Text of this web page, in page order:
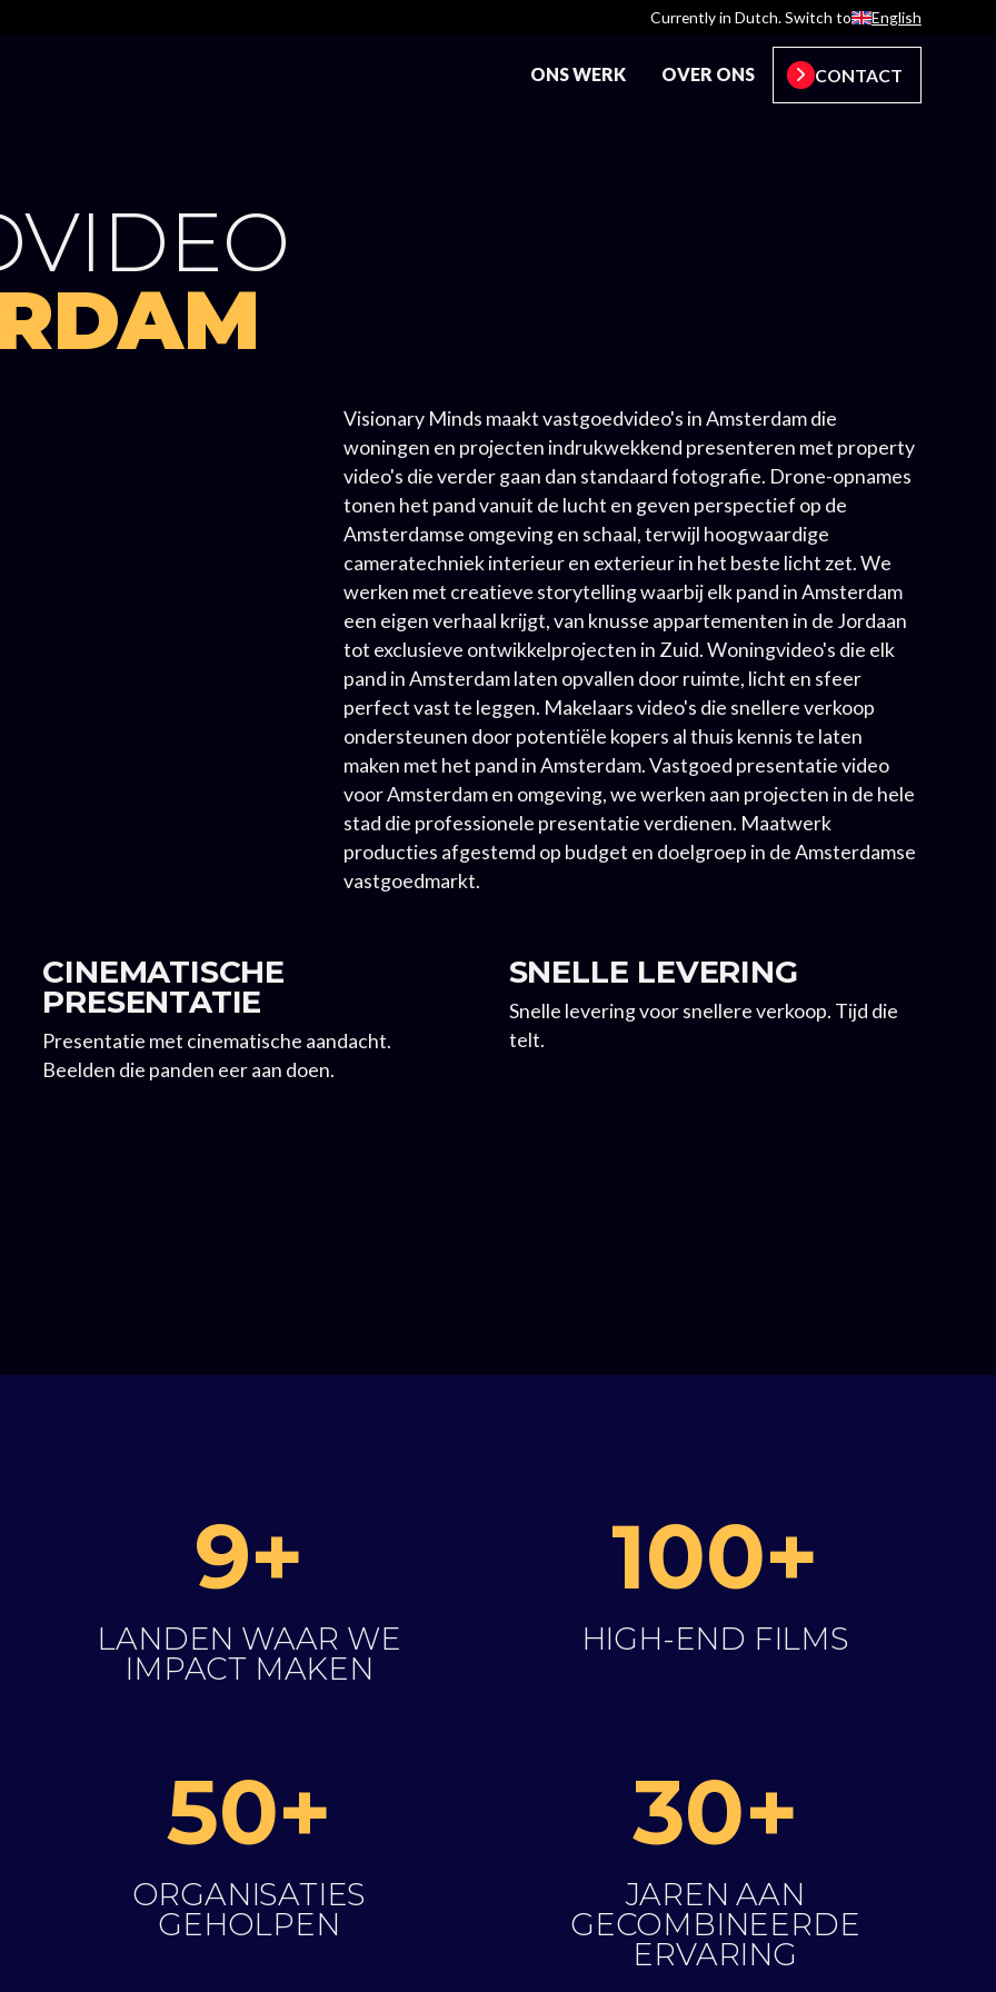
Currently in Dutch. Switch to English
ONS WERK OVER ONS CONTACT
Visionary Minds maakt vastgoedvideo's in Amsterdam die
woningen en projecten indrukwekkend presenteren met property
video's die verder gaan dan standaard fotografie. Drone-opnames
tonen het pand vanuit de lucht en geven perspectief op de
Amsterdamse omgeving en schaal, terwijl hoogwaardige
cameratechniek interieur en exterieur in het beste licht zet. We
werken met creatieve storytelling waarbij elk pand in Amsterdam
een eigen verhaal krijgt, van knusse appartementen in de Jordaan
tot exclusieve ontwikkelprojecten in Zuid. Woningvideo's die elk
pand in Amsterdam laten opvallen door ruimte, licht en sfeer
perfect vast te leggen. Makelaars video's die snellere verkoop
ondersteunen door potentiële kopers al thuis kennis te laten
maken met het pand in Amsterdam. Vastgoed presentatie video
voor Amsterdam en omgeving, we werken aan projecten in de hele
stad die professionele presentatie verdienen. Maatwerk
producties afgestemd op budget en doelgroep in de Amsterdamse
vastgoedmarkt.
CINEMATISCHE
PRESENTATIE
Presentatie met cinematische aandacht.
Beelden die panden eer aan doen.
SNELLE LEVERING
Snelle levering voor snellere verkoop. Tijd die
telt.
9+
LANDEN WAAR WE
IMPACT MAKEN
100+
HIGH-END FILMS
50+
ORGANISATIES
GEHOLPEN
30+
JAREN AAN
GECOMBINEERDE
ERVARING